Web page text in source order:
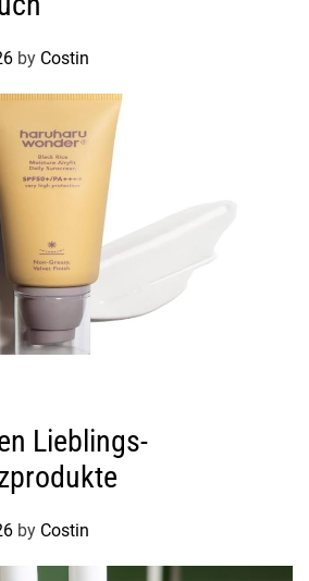
by Costin
Lieblings-
by Costin